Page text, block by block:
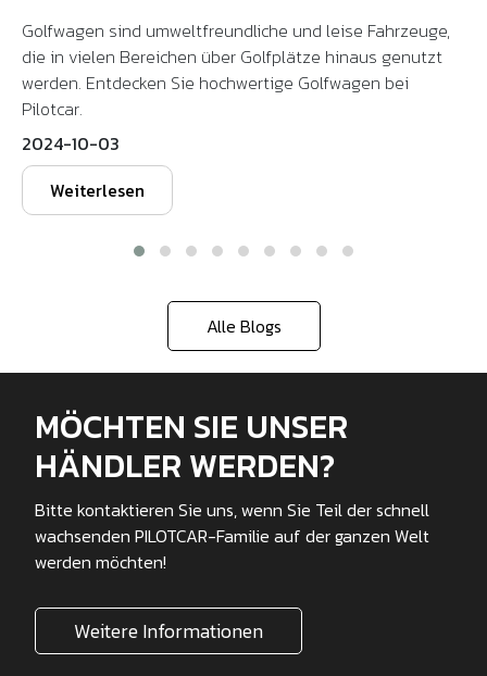
Golfwagen sind umweltfreundliche und leise Fahrzeuge,
die in vielen Bereichen über Golfplätze hinaus genutzt
werden. Entdecken Sie hochwertige Golfwagen bei
Pilotcar.
2024-10-03
Weiterlesen
Alle Blogs
MÖCHTEN SIE UNSER
HÄNDLER WERDEN?
Bitte kontaktieren Sie uns, wenn Sie Teil der schnell
wachsenden PILOTCAR-Familie auf der ganzen Welt
werden möchten!
Weitere Informationen